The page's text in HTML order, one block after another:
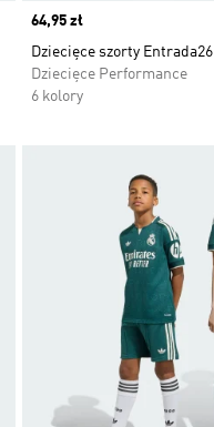
Price
64,95 zł
Dziecięce szorty Entrada26
Dziecięce Performance
6 kolory
Dodaj do listy życzeń